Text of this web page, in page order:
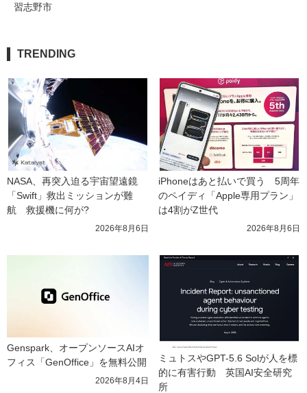
習志野市
TRENDING
NASA、再突入迫る宇宙望遠鏡
「Swift」救出ミッションが難
航　救援機に何が?
2026年8月6日
iPhoneはあと払いで買う　5周年
のペイディ「Apple専用プラン」
は4割がZ世代
2026年8月6日
Genspark、オープンソースAIオ
フィス「GenOffice」を無料公開
2026年8月4日
ミュトスやGPT-5.6 Solが人を標
的に有害行動　英国AI安全研究
所